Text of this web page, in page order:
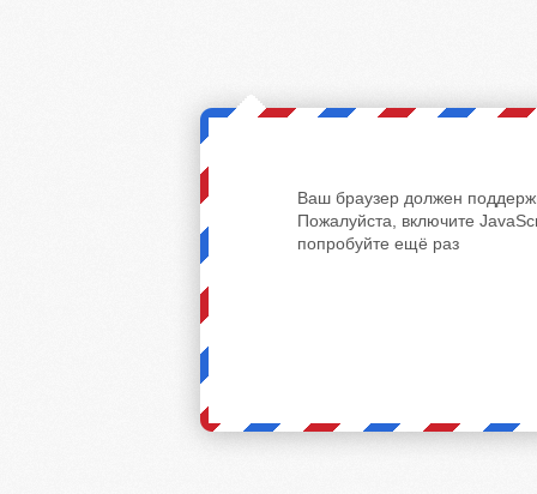
Ваш браузер должен
Пожалуйста, включите
попробуйте ещё раз